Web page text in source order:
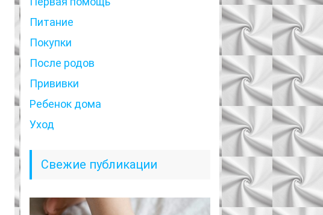
Питание
Покупки
После родов
Прививки
Ребенок дома
Уход
Свежие публикации